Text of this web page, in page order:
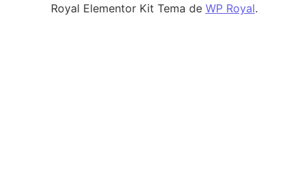
Royal Elementor Kit Tema de WP Royal.